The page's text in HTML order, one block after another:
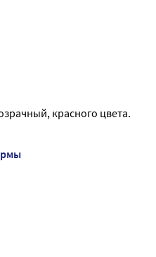
красного цвета.